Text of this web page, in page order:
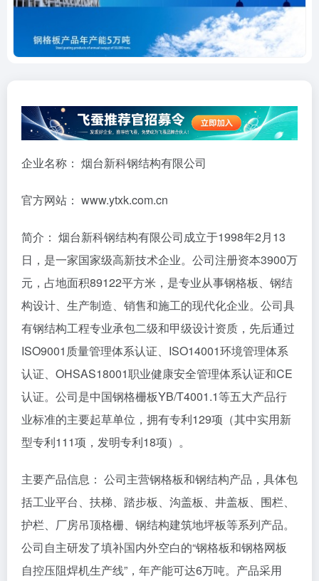
企业名称： 烟台新科钢结构有限公司
官方网站： www.ytxk.com.cn
简介： 烟台新科钢结构有限公司成立于1998年2月13
日，是一家国家级高新技术企业。公司注册资本3900万
元，占地面积89122平方米，是专业从事钢格板、钢结
构设计、生产制造、销售和施工的现代化企业。公司具
有钢结构工程专业承包二级和甲级设计资质，先后通过
ISO9001质量管理体系认证、ISO14001环境管理体系
认证、OHSAS18001职业健康安全管理体系认证和CE
认证。公司是中国钢格栅板YB/T4001.1等五大产品行
业标准的主要起草单位，拥有专利129项（其中实用新
型专利111项，发明专利18项）。
主要产品信息： 公司主营钢格板和钢结构产品，具体包
括工业平台、扶梯、踏步板、沟盖板、井盖板、围栏、
护栏、厂房吊顶格栅、钢结构建筑地坪板等系列产品。
公司自主研发了填补国内外空白的“钢格板和钢格网板
自控压阻焊机生产线”，年产能可达6万吨。产品采用